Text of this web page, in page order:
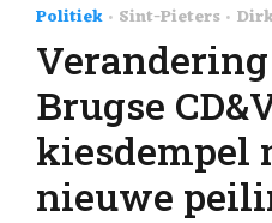
Politiek Sint-Pieters
Brugse
kiesdempel
nieuwe